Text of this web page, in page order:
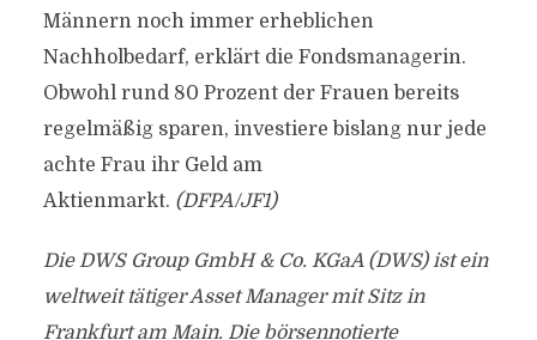
Männern noch immer erheblichen
Nachholbedarf, erklärt die Fondsmanagerin.
Obwohl rund 80 Prozent der Frauen bereits
regelmäßig sparen, investiere bislang nur jede
achte Frau ihr Geld am
Aktienmarkt. (DFPA/JF1)
Die DWS Group GmbH & Co. KGaA (DWS) ist ein
weltweit tätiger Asset Manager mit Sitz in
Frankfurt am Main. Die börsennotierte